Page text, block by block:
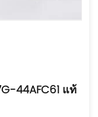
44AFC61 แท้